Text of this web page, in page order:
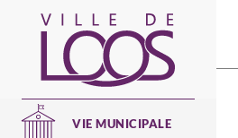
Main
navigation
VIE MUNICIPALE